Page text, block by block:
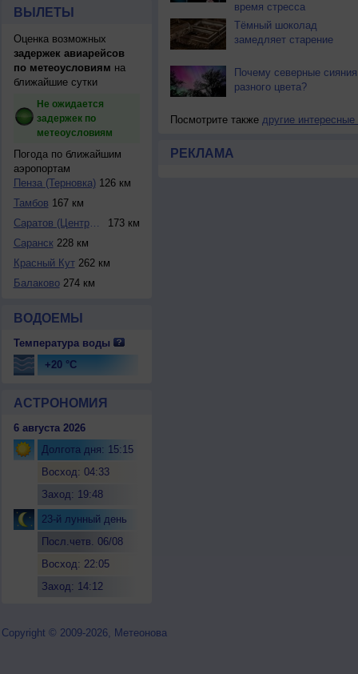
ВЫЛЕТЫ
Оценка возможных
задержек авиарейсов
по метеоусловиям на
ближайшие сутки
Не ожидается
задержек по
метеоусловиям
Погода по ближайшим
аэропортам
Пенза (Терновка)126 км
Тамбов 167 км
Саратов (Централь...
173 км
Саранск228 км
Красный Кут262 км
Балаково274 км
ВОДОЕМЫ
Температура воды
+20 °C
АСТРОНОМИЯ
6 августа 2026
Долгота дня: 15:15
Восход: 04:33
Заход: 19:48
23-й лунный день
Посл.четв. 06/08
Восход: 22:05
Заход: 14:12
время стресса
Тёмный шоколад
замедляет старение
Почему северные сияния
разного цвета?
Посмотрите также другие интересные
РЕКЛАМА
Copyright © 2009-2026, Метеонова